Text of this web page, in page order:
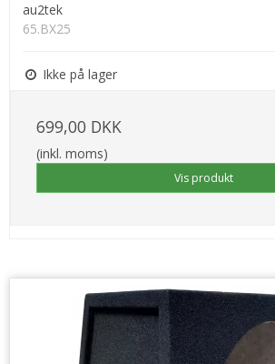
au2tek
65.BX25
Ikke på lager
699,00 DKK
(inkl. moms)
Vis produkt